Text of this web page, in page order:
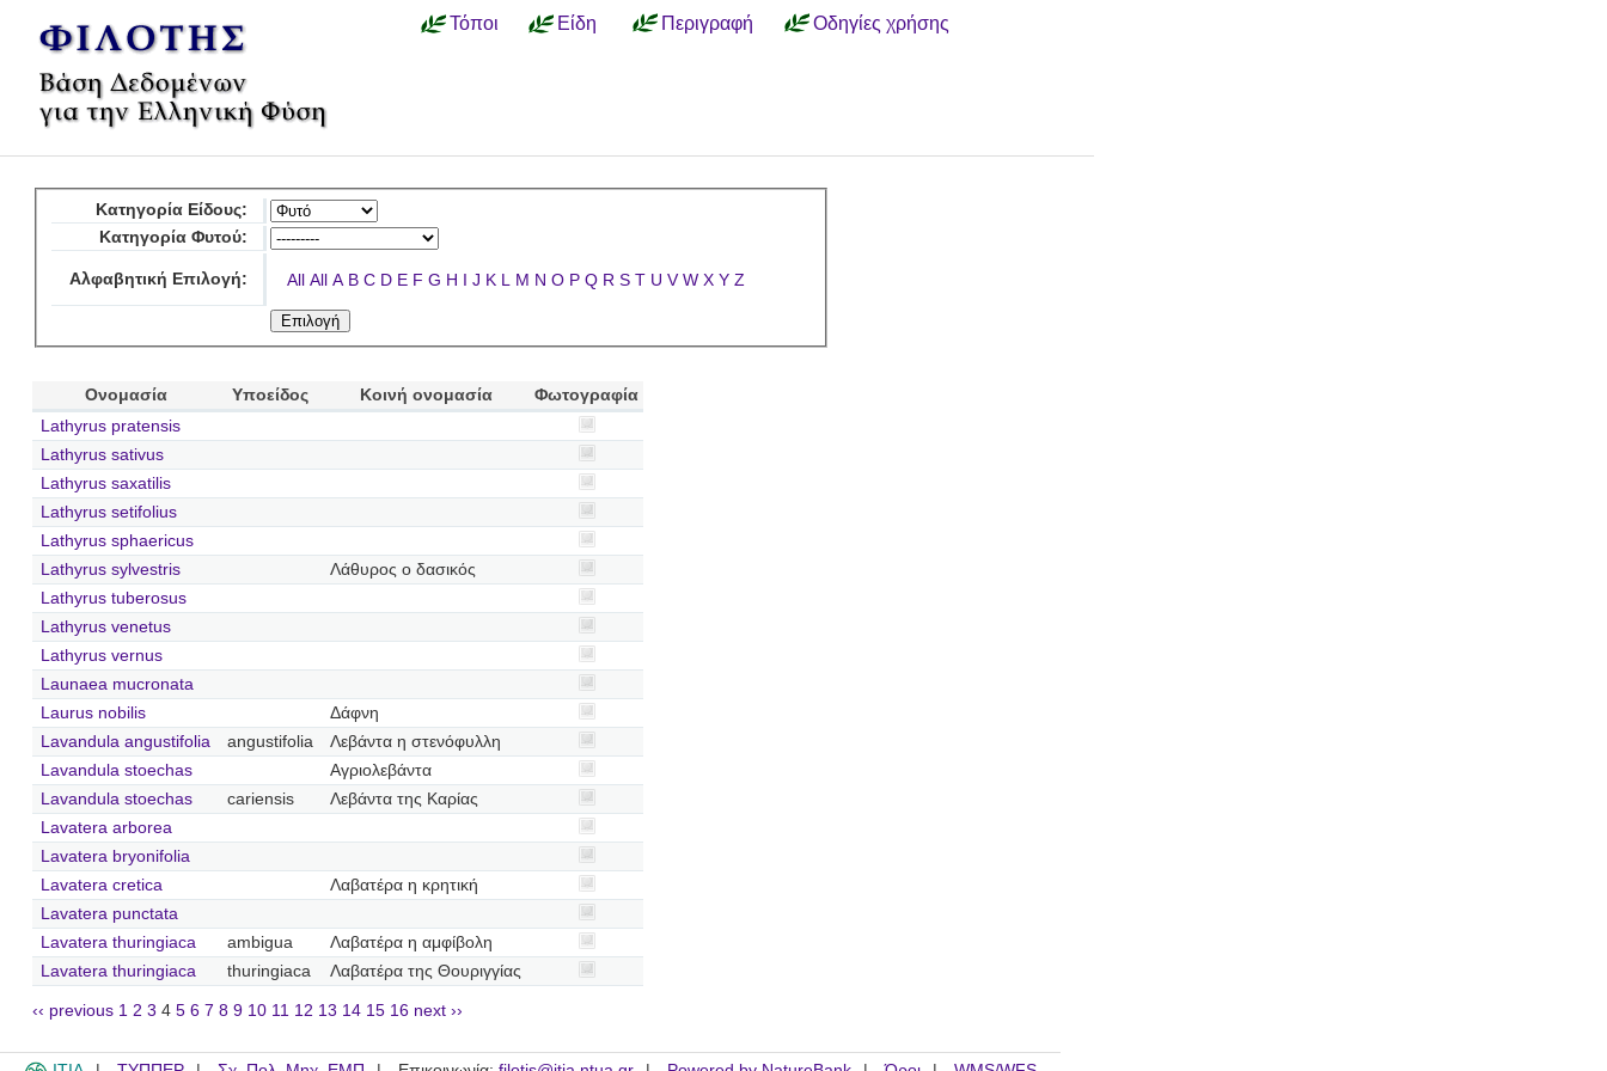
Τόποι Είδη Περιγραφή Οδηγίες χρήσης
Κατηγορία Είδους:
Κατηγορία Φυτού:
Αλφαβητική Επιλογή: All All A B C D E F G H I J K L M N O P Q R S T U V W X Y Z
Ονομασία Υποείδος Κοινή ονομασία
Φωτογραφία
Lathyrus pratensis
Lathyrus sativus
Lathyrus saxatilis
Lathyrus setifolius
Lathyrus sphaericus
Lathyrus sylvestris
Λάθυρος ο δασικός
Lathyrus tuberosus
Lathyrus venetus
Lathyrus vernus
Launaea mucronata
Laurus nobilis
Δάφνη
Lavandula angustifolia
angustifolia
Λεβάντα η στενόφυλλη
Lavandula stoechas
Αγριολεβάντα
Lavandula stoechas
cariensis
Λεβάντα της Καρίας
Lavatera arborea
Lavatera bryonifolia
Lavatera cretica
Λαβατέρα η κρητική
Lavatera punctata
Lavatera thuringiaca
ambigua
Λαβατέρα η αμφίβολη
Lavatera thuringiaca
thuringiaca Λαβατέρα της Θουριγγίας
‹‹ previous 1 2 3 4 5 6 7 8 9 10 11 12 13 14 15 16 next ››